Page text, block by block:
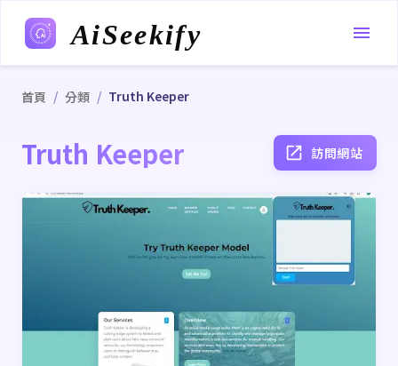
AiSeekify
首頁 / 分類 / Truth Keeper
Truth Keeper 訪問網站